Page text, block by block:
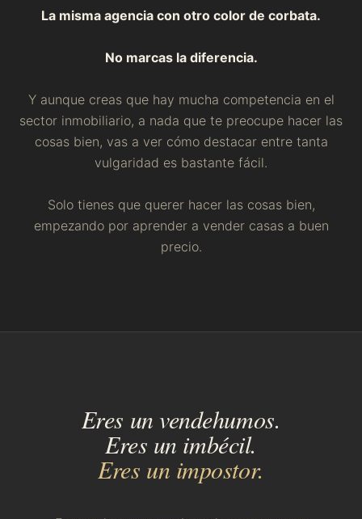
La misma agencia con otro color de corbata.
No marcas la diferencia.
Y aunque creas que hay mucha competencia en el
sector inmobiliario, a nada que te preocupe hacer las
cosas bien, vas a ver cómo destacar entre tanta
vulgaridad es bastante fácil.
Solo tienes que querer hacer las cosas bien,
empezando por aprender a vender casas a buen
precio.
Eres un vendehumos.
Eres un imbécil.
Eres un impostor.